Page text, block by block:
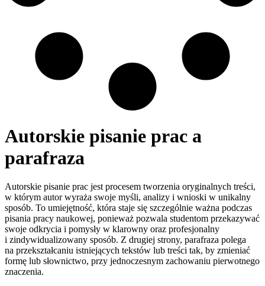
Autorskie pisanie prac a
parafraza
Autorskie pisanie prac jest procesem tworzenia oryginalnych treści,
w którym autor wyraża swoje myśli, analizy i wnioski w unikalny
sposób. To umiejętność, która staje się szczególnie ważna podczas
pisania pracy naukowej, ponieważ pozwala studentom przekazywać
swoje odkrycia i pomysły w klarowny oraz profesjonalny
i zindywidualizowany sposób. Z drugiej strony, parafraza polega
na przekształcaniu istniejących tekstów lub treści tak, by zmieniać
formę lub słownictwo, przy jednoczesnym zachowaniu pierwotnego
znaczenia.